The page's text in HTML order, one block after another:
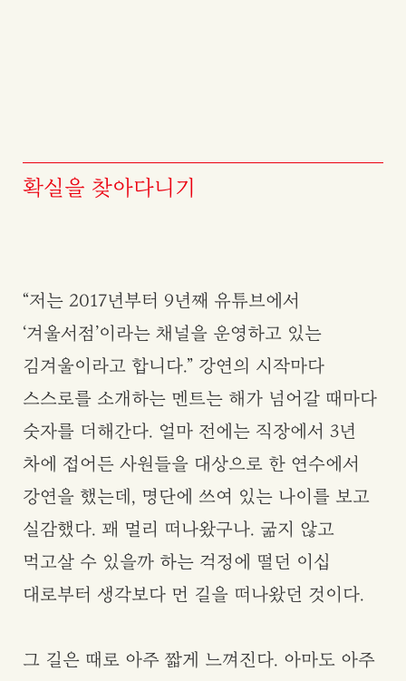
확실을 찾아다니기
“저는 2017년부터 9년째 유튜브에서
‘겨울서점’이라는 채널을 운영하고 있는
김겨울이라고 합니다.” 강연의 시작마다
스스로를 소개하는 멘트는 해가 넘어갈 때마다
숫자를 더해간다. 얼마 전에는 직장에서 3년
차에 접어든 사원들을 대상으로 한 연수에서
강연을 했는데, 명단에 쓰여 있는 나이를 보고
실감했다. 꽤 멀리 떠나왔구나. 굶지 않고
먹고살 수 있을까 하는 걱정에 떨던 이십
대로부터 생각보다 먼 길을 떠나왔던 것이다.
그 길은 때로 아주 짧게 느껴진다. 아마도 아주